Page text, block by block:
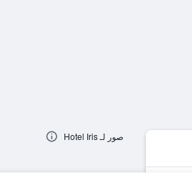
صور لـ Hotel Iris